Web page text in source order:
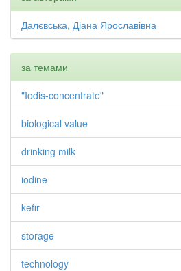
Далєвська, Діана Ярославівна
за темами
"Iodis-concentrate"
biological value
drinking milk
iodine
kefir
storage
technology